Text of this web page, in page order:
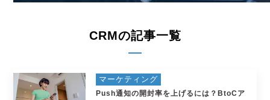
CRMの記事一覧
マーケティング
Push通知の開封率を上げるには？BtoCア